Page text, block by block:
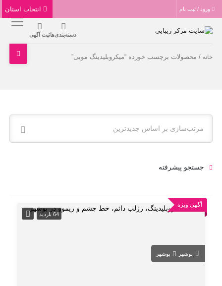
ورود / ثبت نام
دسته‌بندی‌هاثبت آگهی
خانه / محصولات برچسب خورده “میکروبلیدینگ مویی”
مرتب‌سازی بر اساس جدیدترین
جستجو پیشرفته
آگهی ویژه
64 بازدید
بوشهر بوشهر